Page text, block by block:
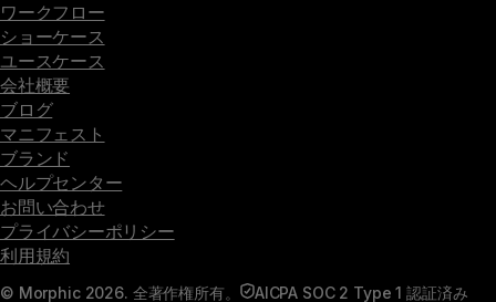
ワークフロー
ショーケース
ユースケース
会社概要
ブログ
マニフェスト
ブランド
ヘルプセンター
お問い合わせ
プライバシーポリシー
利用規約
© Morphic 2026. 全著作権所有。 AICPA SOC 2 Type 1 認証済み